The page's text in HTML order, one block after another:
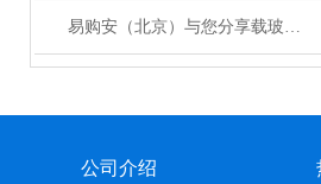
易购安（北京）与您分享载玻片的使用方法
公司介绍